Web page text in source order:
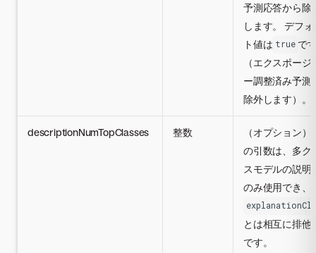
予測応答から除
します。 デフォ
ト値は true で
（エクスポージ
ー調整済み予測
除外します）。
descriptionNumTopClasses 整数
（オプション）
の引数は、多ク
スモデルの説明
のみ使用でき、
とは相互に排他
です。